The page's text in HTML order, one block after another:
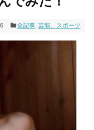
全記事 ,芸能、スポーツ